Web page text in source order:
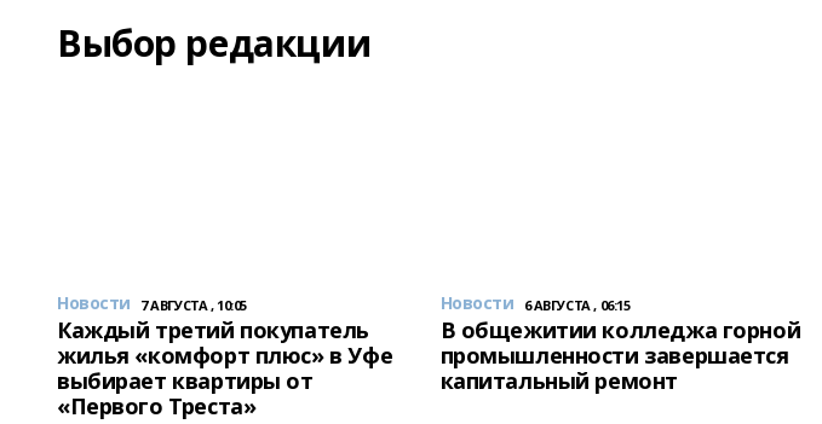
Выбор редакции
Новости 7 АВГУСТА , 10:05
Каждый третий покупатель
жилья «комфорт плюс» в Уфе
выбирает квартиры от
«Первого Треста»
Новости 6 АВГУСТА , 06:15
В общежитии колледжа горной
промышленности завершается
капитальный ремонт